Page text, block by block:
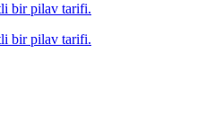
bir pilav tarifi.
bir pilav tarifi.